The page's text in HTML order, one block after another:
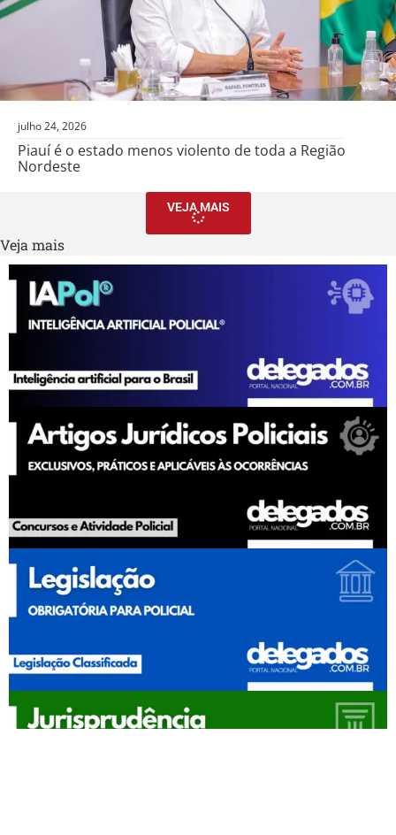
julho 24, 2026
Piauí é o estado menos violento de toda a Região
Nordeste
VEJA MAIS
Veja mais